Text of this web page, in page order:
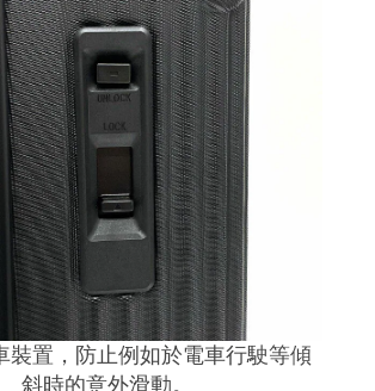
裝置，防止例如於電車行駛等傾
斜時的意外滑動。